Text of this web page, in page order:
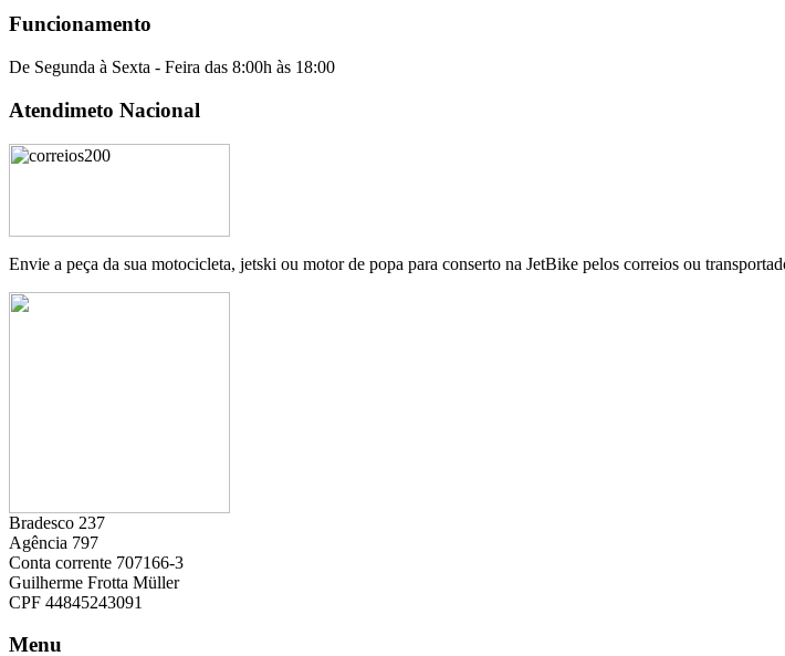
Funcionamento
De Segunda à Sexta - Feira das 8:00h às 18:00
Atendimeto Nacional
Envie a peça da sua motocicleta, jetski ou motor de popa para conserto na JetBike pelos correios ou
Bradesco 237
Agência 797
Conta corrente 707166-3
Guilherme Frotta Müller
CPF 44845243091
Menu